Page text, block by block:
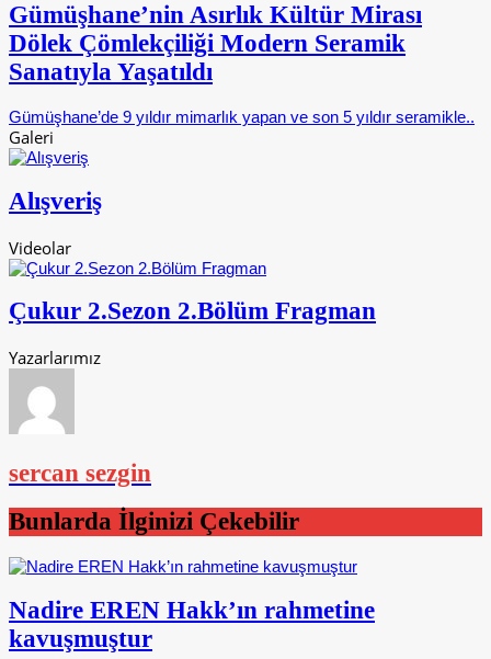
Gümüşhane’nin Asırlık Kültür Mirası
Dölek Çömlekçiliği Modern Seramik
Sanatıyla Yaşatıldı
Gümüşhane’de 9 yıldır mimarlık yapan ve son 5 yıldır seramikle..
Galeri
Alışveriş
Videolar
Çukur 2.Sezon 2.Bölüm Fragman
Yazarlarımız
sercan sezgin
Bunlarda İlginizi Çekebilir
Nadire EREN Hakk’ın rahmetine
kavuşmuştur